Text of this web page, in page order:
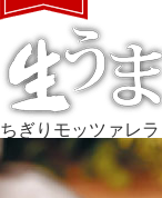
ちぎりモッツァレ